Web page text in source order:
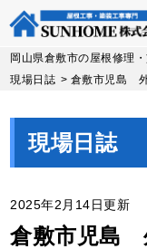
Skip
to
岡山県倉敷市の屋根修理
現場日誌 > 倉敷市児島
現場日誌
2025年2月14日更新
倉敷市児島